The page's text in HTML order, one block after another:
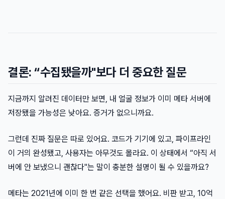
결론: “수집됐을까"보다 더 중요한 질문
지금까지 알려진 데이터만 보면, 내 얼굴 정보가 이미 메타 서버에
저장됐을 가능성은 낮아요. 증거가 없으니까요.
그런데 진짜 질문은 따로 있어요. 코드가 기기에 있고, 파이프라인
이 거의 완성됐고, 사용자는 아무것도 몰라요. 이 상태에서 “아직 서
버에 안 보냈으니 괜찮다"는 말이 충분한 설명이 될 수 있을까요?
메타는 2021년에 이미 한 번 같은 선택을 했어요. 비판 받고, 10억